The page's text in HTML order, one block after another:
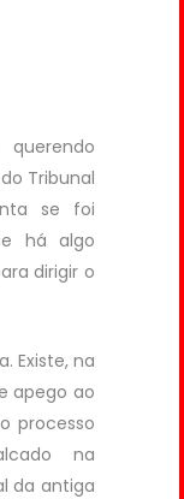
Tribunal
se foi
há algo
dirigir o
Existe, na
apego ao
processo
na
da antiga